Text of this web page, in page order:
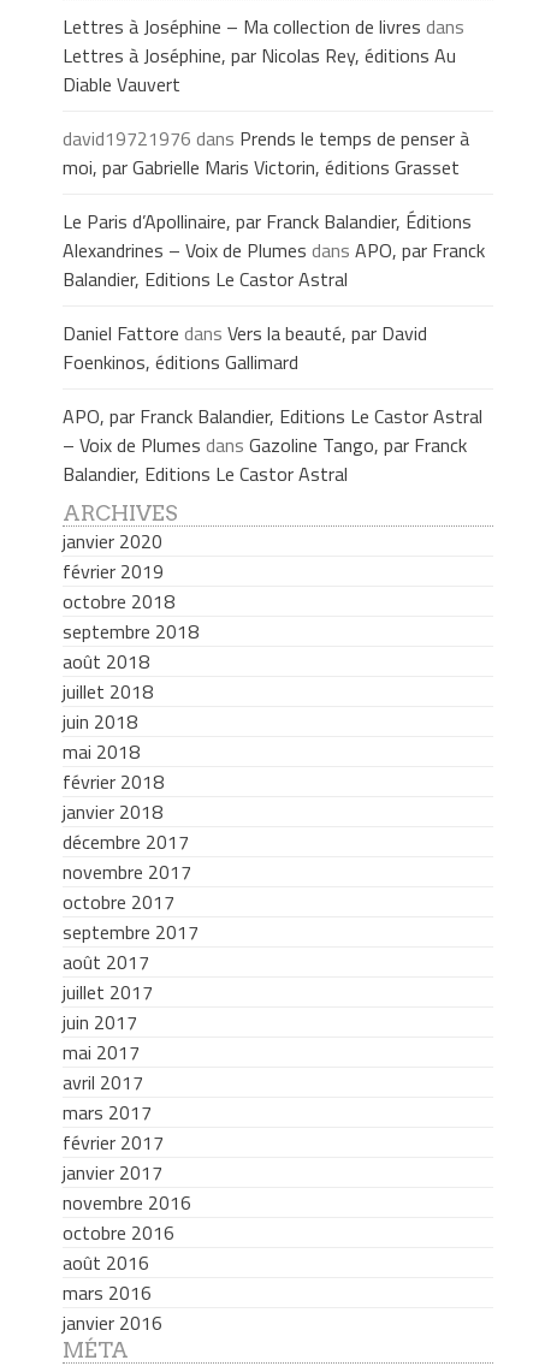
Lettres à Joséphine – Ma collection de livres dans
Lettres à Joséphine, par Nicolas Rey, éditions Au
Diable Vauvert
david19721976 dans Prends le temps de penser à
moi, par Gabrielle Maris Victorin, éditions Grasset
Le Paris d’Apollinaire, par Franck Balandier, Éditions
Alexandrines – Voix de Plumes dans APO, par Franck
Balandier, Editions Le Castor Astral
Daniel Fattore dans Vers la beauté, par David
Foenkinos, éditions Gallimard
APO, par Franck Balandier, Editions Le Castor Astral
– Voix de Plumes dans Gazoline Tango, par Franck
Balandier, Editions Le Castor Astral
ARCHIVES
janvier 2020
février 2019
octobre 2018
septembre 2018
août 2018
juillet 2018
juin 2018
mai 2018
février 2018
janvier 2018
décembre 2017
novembre 2017
octobre 2017
septembre 2017
août 2017
juillet 2017
juin 2017
mai 2017
avril 2017
mars 2017
février 2017
janvier 2017
novembre 2016
octobre 2016
août 2016
mars 2016
janvier 2016
MÉTA